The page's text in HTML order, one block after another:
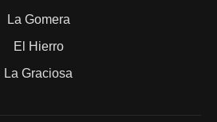
La Gomera
El Hierro
La Graciosa